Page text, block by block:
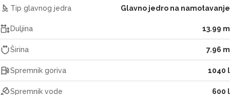
Tip glavnog jedra Glavno jedro na namotavanje
Duljina 13.99 m
Širina 7.96 m
Spremnik goriva 1040 l
Spremnik vode 600 l